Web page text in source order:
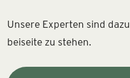
Unsere Experten sind
beiseite zu stehen.